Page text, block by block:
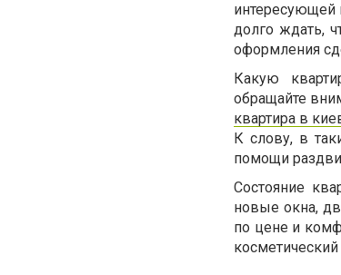
интересующей
долго ждать,
оформления
Какую
обращайте
квартира в
К слову, в
помощи
Состояние
новые окна,
по цене и